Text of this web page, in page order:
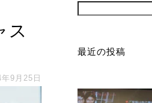
ス
9月25日
最近の投稿